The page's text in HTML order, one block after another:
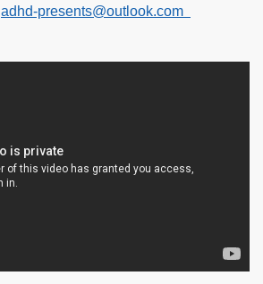
adhd-presents@outlook.com